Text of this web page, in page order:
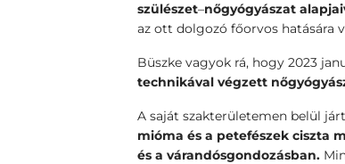
szülészet–nőgyógyászat
az ott dolgozó főorvos hatására
Büszke vagyok rá, hogy 2023
technikával végzett
A saját szakterületemen belül
mióma és a petefészek ciszta
és a várandósgondozásban.